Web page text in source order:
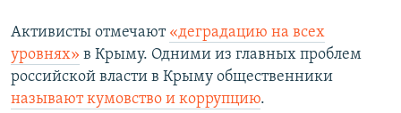
Активисты отмечают «деградацию на всех
уровнях» в Крыму. Одними из главных проблем
российской власти в Крыму общественники
называют кумовство и коррупцию.